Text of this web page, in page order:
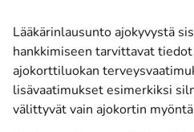
Lääkärinlausunto ajokyvystä
hankkimiseen tarvittavat
ajokorttiluokan
lisävaatimukset esimerkiksi
välittyvät vain ajokortin